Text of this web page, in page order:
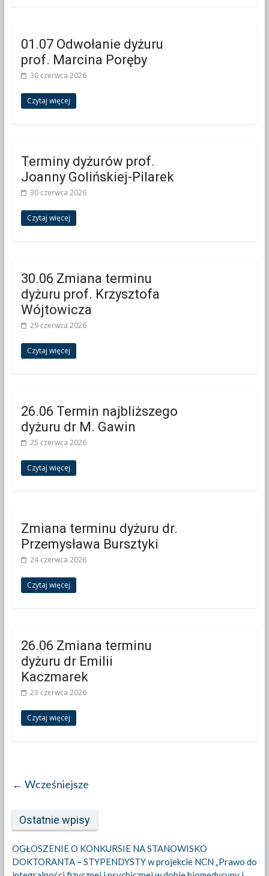
01.07 Odwołanie dyżuru
prof. Marcina Poręby
30 czerwca 2026
Czytaj więcej
Terminy dyżurów prof.
Joanny Golińskiej-Pilarek
30 czerwca 2026
Czytaj więcej
30.06 Zmiana terminu
dyżuru prof. Krzysztofa
Wójtowicza
29 czerwca 2026
Czytaj więcej
26.06 Termin najbliższego
dyżuru dr M. Gawin
25 czerwca 2026
Czytaj więcej
Zmiana terminu dyżuru dr.
Przemysława Bursztyki
24 czerwca 2026
Czytaj więcej
26.06 Zmiana terminu
dyżuru dr Emilii
Kaczmarek
23 czerwca 2026
Czytaj więcej
← Wcześniejsze
Ostatnie wpisy
OGŁOSZENIE O KONKURSIE NA STANOWISKO
DOKTORANTA – STYPENDYSTY w projekcie NCN „Prawo do